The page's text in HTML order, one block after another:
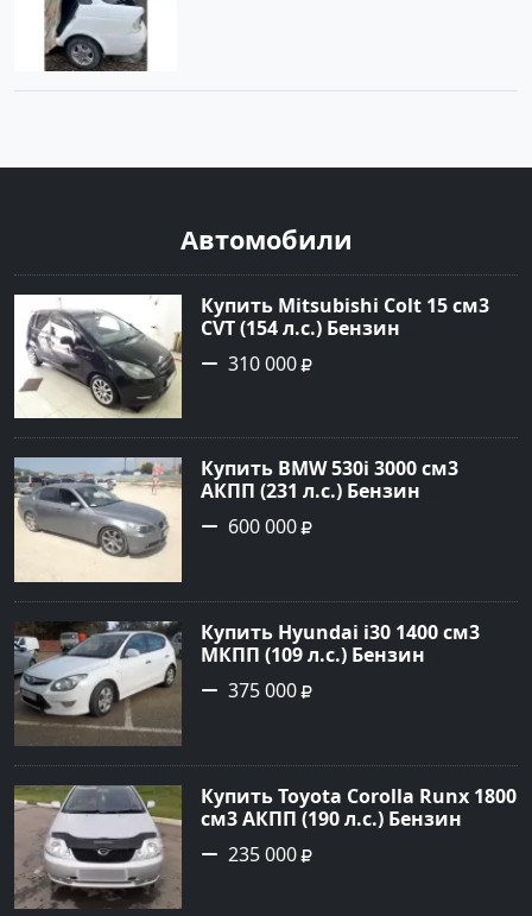
Автомобили
Купить Mitsubishi Colt 15 см3
CVT (154 л.с.) Бензин
турбонаддув в Краснодар:
цвет Чёрный металик Хетчбэк
сайте Авторынок23
310 000
Купить BMW 530i 3000 см3
АКПП (231 л.с.) Бензин
инжектор в Новороссийск:
цвет серый Седан 2004 года по
Авторынок23
600 000
Купить Hyundai i30 1400 см3
МКПП (109 л.с.) Бензин
инжектор в Кропоткин: цвет
белый Хетчбэк 2011 года по
Авторынок23
375 000
Купить Toyota Corolla Runx 1800
см3 АКПП (190 л.с.) Бензин
инжектор в Тихорецк: цвет
Серый Хетчбэк 2002 года по
235 000